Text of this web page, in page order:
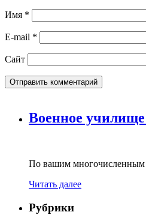
Имя *
E-mail *
Сайт
Военное
По вашим многочисленным
Читать далее
Рубрики